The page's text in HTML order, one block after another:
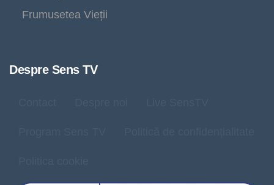
Frumusetea Vieții
Despre Sens TV